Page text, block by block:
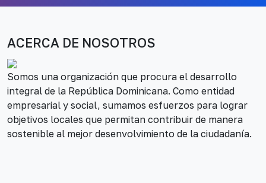
ACERCA DE NOSOTROS
Somos una organización que procura el desarrollo
integral de la República Dominicana. Como entidad
empresarial y social, sumamos esfuerzos para lograr
objetivos locales que permitan contribuir de manera
sostenible al mejor desenvolvimiento de la ciudadanía.